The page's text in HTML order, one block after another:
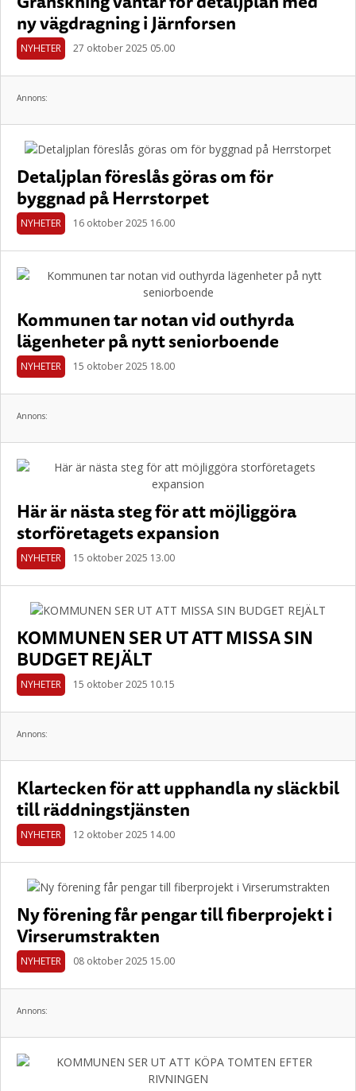
ny vägdragning i Järnforsen
NYHETER 27 oktober 2025 05.00
Annons:
Detaljplan föreslås göras om för
byggnad på Herrstorpet
NYHETER 16 oktober 2025 16.00
Kommunen tar notan vid outhyrda
lägenheter på nytt seniorboende
NYHETER 15 oktober 2025 18.00
Annons:
Här är nästa steg för att möjliggöra
storföretagets expansion
NYHETER 15 oktober 2025 13.00
KOMMUNEN SER UT ATT MISSA SIN
BUDGET REJÄLT
NYHETER 15 oktober 2025 10.15
Annons:
Klartecken för att upphandla ny släckbil
till räddningstjänsten
NYHETER 12 oktober 2025 14.00
Ny förening får pengar till fiberprojekt i
Virserumstrakten
NYHETER 08 oktober 2025 15.00
Annons: